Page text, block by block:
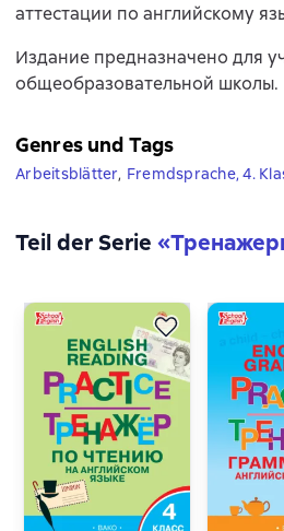
аттестации по английскому
Издание предназначено для
общеобразовательной школы.
Genres und Tags
Arbeitsblätter, Fremdsprache, 4.
Teil der Serie «